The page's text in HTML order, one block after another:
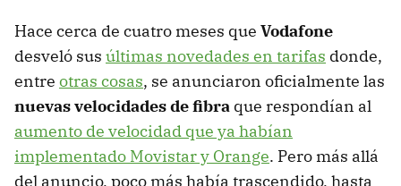
Hace cerca de cuatro meses que Vodafone
desveló sus últimas novedades en tarifas donde,
entre otras cosas, se anunciaron oficialmente las
nuevas velocidades de fibra que respondían al
aumento de velocidad que ya habían
implementado Movistar y Orange. Pero más allá
del anuncio, poco más había trascendido, hasta